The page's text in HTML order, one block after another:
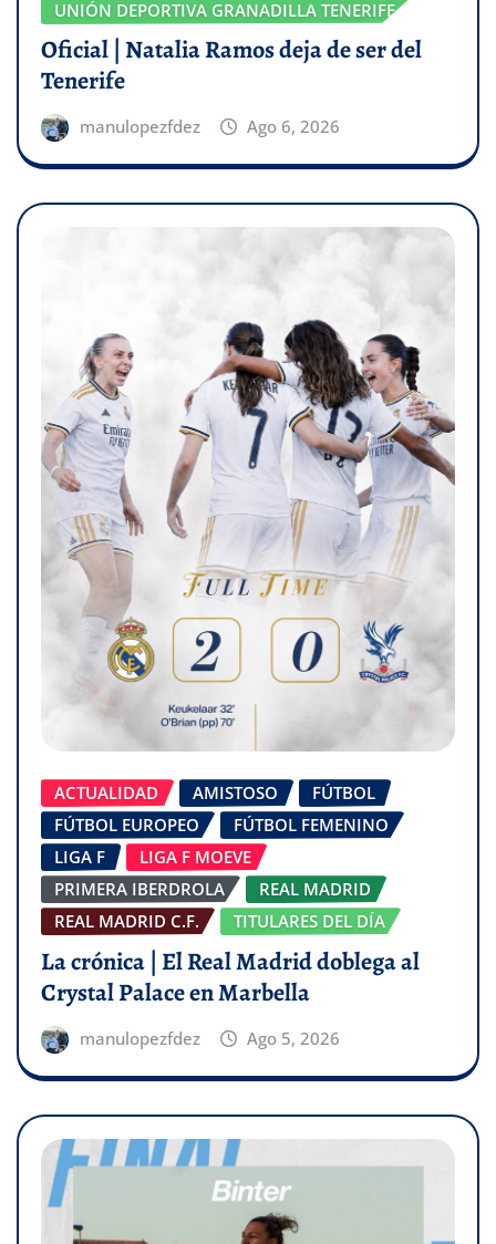
UNIÓN DEPORTIVA GRANADILLA TENERIFE
Oficial | Natalia Ramos deja de ser del
Tenerife
manulopezfdez Ago 6, 2026
ACTUALIDAD AMISTOSO
FÚTBOL
FÚTBOL EUROPEO
FÚTBOL FEMENINO
LIGA F
LIGA F MOEVE
PRIMERA IBERDROLA
REAL MADRID
REAL MADRID C.F.
TITULARES DEL DÍA
La crónica | El Real Madrid doblega al
Crystal Palace en Marbella
manulopezfdez Ago 5, 2026